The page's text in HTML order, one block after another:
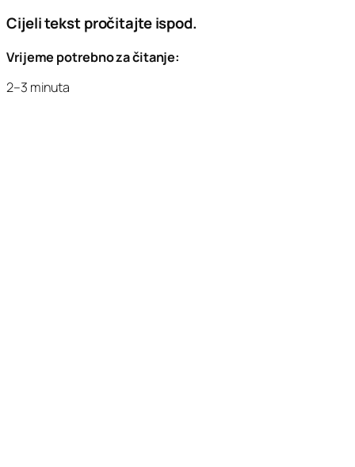
Cijeli tekst pročitajte ispod.
Vrijeme potrebno za čitanje:
2–3 minuta